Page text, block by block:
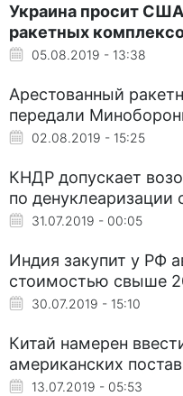
Украина просит
ракетных
05.08.2019 - 13:38
Арестованный
передали
02.08.2019 - 15:25
КНДР допускает
по
31.07.2019 - 00:05
Индия закупит у РФ
стоимостью свыше
30.07.2019 - 15:10
Китай намерен
американских
13.07.2019 - 05:53